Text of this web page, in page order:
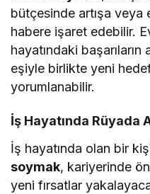
bütçesinde artışa
habere işaret edebilir.
hayatındaki başarıların
eşiyle birlikte yeni
yorumlanabilir.
İş Hayatında Rüyada
İş hayatında olan bir
soymak, kariyerinde
yeni fırsatlar